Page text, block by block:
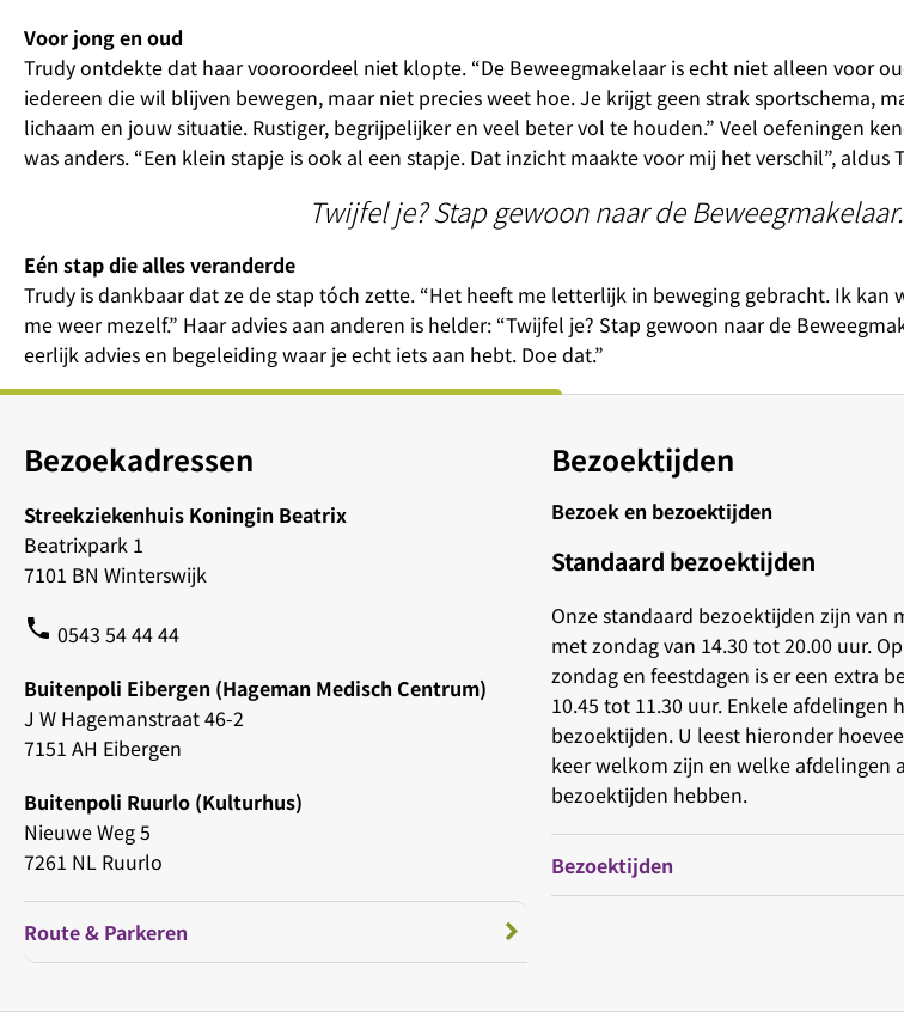
Voor jong en oud
Trudy ontdekte dat haar vooroordeel niet klopte. “De Beweegmakelaar is echt niet alleen voor
iedereen die wil blijven bewegen, maar niet precies weet hoe. Je krijgt geen strak sportschema,
lichaam en jouw situatie. Rustiger, begrijpelijker en veel beter vol te houden.” Veel oefeningen
was anders. “Een klein stapje is ook al een stapje. Dat inzicht maakte voor mij het verschil”, aldus
Twijfel je? Stap gewoon naar de Beweegmakelaar.
Eén stap die alles veranderde
Trudy is dankbaar dat ze de stap tóch zette. “Het heeft me letterlijk in beweging gebracht. Ik kan
me weer mezelf.” Haar advies aan anderen is helder: “Twijfel je? Stap gewoon naar de
eerlijk advies en begeleiding waar je echt iets aan hebt. Doe dat.”
Bezoekadressen
Streekziekenhuis Koningin Beatrix
Beatrixpark 1
7101 BN Winterswijk
phone 0543 54 44 44
Buitenpoli Eibergen (Hageman Medisch Centrum)
J W Hagemanstraat 46-2
7151 AH Eibergen
Buitenpoli Ruurlo (Kulturhus)
Nieuwe Weg 5
7261 NL Ruurlo
Route & Parkeren
Bezoektijden
Bezoek en bezoektijden
Standaard bezoektijden
Onze standaard bezoektijden zijn van
met zondag van 14.30 tot 20.00 uur.
zondag en feestdagen is er een extra
10.45 tot 11.30 uur. Enkele afdelingen
bezoektijden. U leest hieronder
keer welkom zijn en welke afdelingen
bezoektijden hebben.
Bezoektijden